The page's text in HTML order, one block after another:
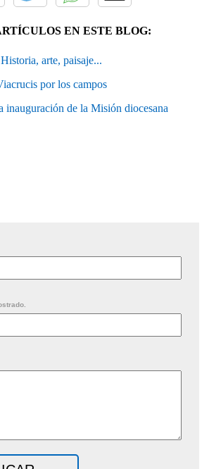
EN ESTE BLOG:
Historia, arte, paisaje...
por los campos
inauguración de la Misión diocesana